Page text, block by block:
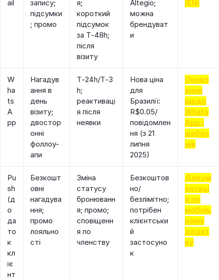
ail
запису;
підсумки
; промо
я;
короткий
підсумок
за T‑48h;
після
візиту
Altegio;
можна
брендуват
и
(EN)
W
ha
ts
A
pp
Нагадув
ання в
день
візиту;
двостор
онні
фоллоу-
апи
T‑24h/T‑3
h;
реактиваці
я після
неявки
Нова ціна
для
Бразилії:
R$0.05/
повідомлен
ня (з 21
липня
2025)
Оновл
ення
щодо
Whats
App і
шабло
нів
Pu
sh
(д
о
да
то
к
кл
іє
нт
Безкошт
овні
нагадува
ння;
промо
лояльно
сті
Зміна
статусу
бронюванн
я; промо;
сповіщенн
я по
членству
Безкоштов
но/
безлімітно;
потрібен
клієнтськи
й
застосуно
к
Докум
ентаці
я по
мобіль
ному
додат
ку